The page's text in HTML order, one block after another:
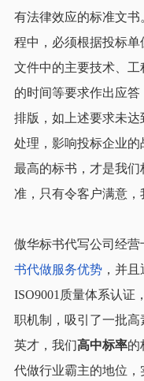
有法律效应的标准文
程中，必须根据投标
文件中的主要技术、
的时间等要求作出应
排版，如上述要求未
处理，影响投标企业的
最高的标书，才是我
准，只有令客户满意，
傲华标书代写公司经
书代做服务优势，并且
ISO9001质量体系认证
职机制，吸引了一批高
英才，我们高中标率的
代做行业霸主的地位